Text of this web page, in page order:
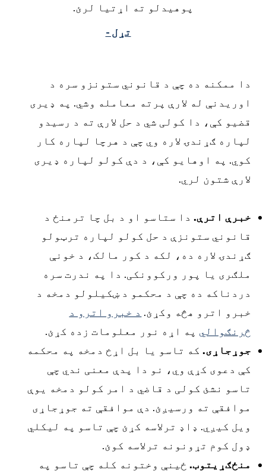
پوهیدلو ته اړتیا لرئ.
تړل -
دا ممکنه ده چې د قانوني ستونزو سره د
اوریدنې له لارې پرته معامله وشي. په ډیری
قضیو کې، دا کولی شي د حل لارې ته د رسیدو
لپاره ګړندۍ لاره وي چې د هرچا لپاره کار
کوي. په اوهایو کې، د دې کولو لپاره ډیری
لارې شتون لري.
خبرې اترې.دا ستاسو او د بل چا ترمنځ د
قانوني ستونزې د حل کولو لپاره ترټولو
ګړندۍ لاره ده، لکه د کور مالک، د خونې
ملګری یا پور ورکوونکی. دا په ندرت سره
دردناکه ده چې د محکمو د ښکیلولو دمخه د
خبرو اترو هڅه وکړئ.د خبرو اترو د
څرنګوالي په اړه نور معلومات زده کړئ.
جوړجاړی. که تاسو یا بل اړخ دمخه په محکمه
کې دعوی کړې وي، نو دا پدې معنی ندي چې
تاسو نشئ کولی د قاضي د امر کولو دمخه یوې
موافقې ته ورسیږئ. دې موافقې ته جوړجاړی
ویل کیږي. ډاډ ترلاسه کړئ چې تاسو په لیکلي
ډول کوم تړونونه ترلاسه کوئ.
منځګړیتوب.ځینې وختونه کله چې تاسو په